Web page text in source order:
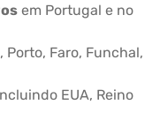
em Portugal e no
Porto, Faro, Funchal,
EUA, Reino